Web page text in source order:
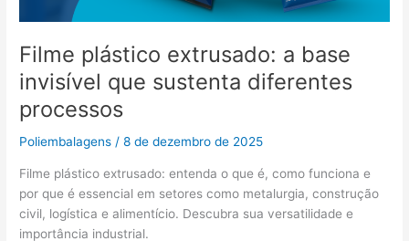
Filme plástico extrusado: a base
invisível que sustenta diferentes
processos
Poliembalagens/8 de dezembro de 2025
Filme plástico extrusado: entenda o que é, como funciona e
por que é essencial em setores como metalurgia, construção
civil, logística e alimentício. Descubra sua versatilidade e
importância industrial.